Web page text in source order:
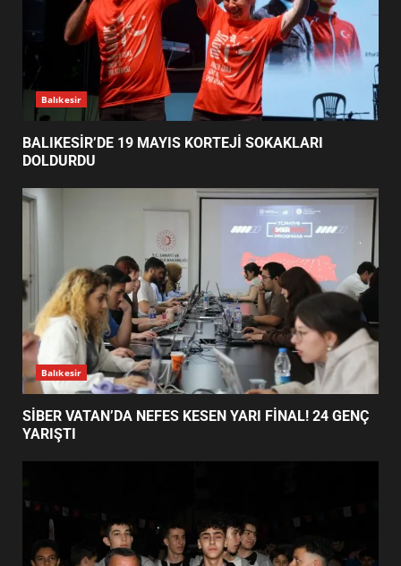
5
EMİRHAN BOZ MİLLİ TAKIMDA!
HAYALİ GERÇEK OLDU
6
7
EDREMİT BELEDİYESİ BAYRAM
SEFERBERLİĞİ: TÜM İLÇE
HAZIRLANIYOR
Balıkesir
BALIKESİR’DE 19 MAYIS KORTEJİ SOKAKLARI
DOLDURDU
Balıkesir
SİBER VATAN’DA NEFES KESEN YARI FİNAL! 24 GENÇ
YARIŞTI